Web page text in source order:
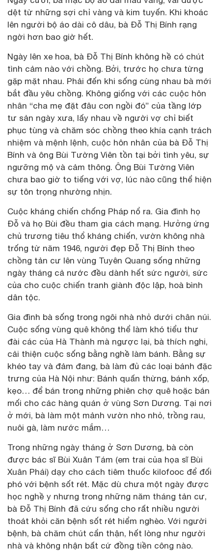
dệt từ những sợi chỉ vàng và kim tuyến. Khi khoác
lên người bộ áo dài cô dâu, bà Đỗ Thị Bính rạng
ngời hơn bao giờ hết.
Ngày lên xe hoa, bà Đỗ Thị Bính không hề có chút
tình cảm nào với chồng. Bởi, trước họ chưa từng
gặp mặt nhau. Phải đến khi sống cùng nhau bà mới
bắt đầu yêu chồng. Không giống với các cuộc hôn
nhân “cha mẹ đặt đâu con ngồi đó” của tầng lớp
tư sản ngày xưa, lấy nhau về người vợ chỉ biết
phục tùng và chăm sóc chồng theo khía cạnh trách
nhiệm và mệnh lệnh, cuộc hôn nhân của bà Đỗ Thị
Bính và ông Bùi Tường Viên tồn tại bởi tình yêu, sự
ngưỡng mộ và cảm thông. Ông Bùi Tường Viên
chưa bao giờ to tiếng với vợ, lúc nào cũng thể hiện
sự tôn trọng nhường nhịn.
Cuộc kháng chiến chống Pháp nổ ra. Gia đình họ
Đỗ và họ Bùi đều tham gia cách mạng. Hưởng ứng
chủ trương tiêu thổ kháng chiến, vườn không nhà
trống từ năm 1946, người đẹp Đỗ Thị Bính theo
chồng tản cư lên vùng Tuyên Quang sống những
ngày tháng cả nước đều dành hết sức người, sức
của cho cuộc chiến tranh giành độc lập, hoà bình
dân tộc.
Gia đình bà sống trong ngôi nhà nhỏ dưới chân núi.
Cuộc sống vùng quê không thể làm khó tiểu thư
đài các của Hà Thành mà ngược lại, bà thích nghi,
cải thiện cuộc sống bằng nghề làm bánh. Bằng sự
khéo tay và đảm đang, bà làm đủ các loại bánh đặc
trưng của Hà Nội như: Bánh quấn thừng, bánh xốp,
kẹo… để bán trong những phiên chợ quê hoặc bán
mối cho các hàng quán ở vùng Sơn Dương. Tại nơi
ở mới, bà làm một mảnh vườn nho nhỏ, trồng rau,
nuôi gà, làm nước mắm…
Trong những ngày tháng ở Sơn Dương, bà còn
được bác sĩ Bùi Xuân Tám (em trai của họa sĩ Bùi
Xuân Phái) dạy cho cách tiêm thuốc kilofooc để đối
phó với bệnh sốt rét. Mặc dù chưa một ngày được
học nghề y nhưng trong những năm tháng tản cư,
bà Đỗ Thị Bính đã cứu sống cho rất nhiều người
thoát khỏi căn bệnh sốt rét hiểm nghèo. Với người
bệnh, bà chăm chút cẩn thận, hết lòng như người
nhà và không nhận bất cứ đồng tiền công nào.